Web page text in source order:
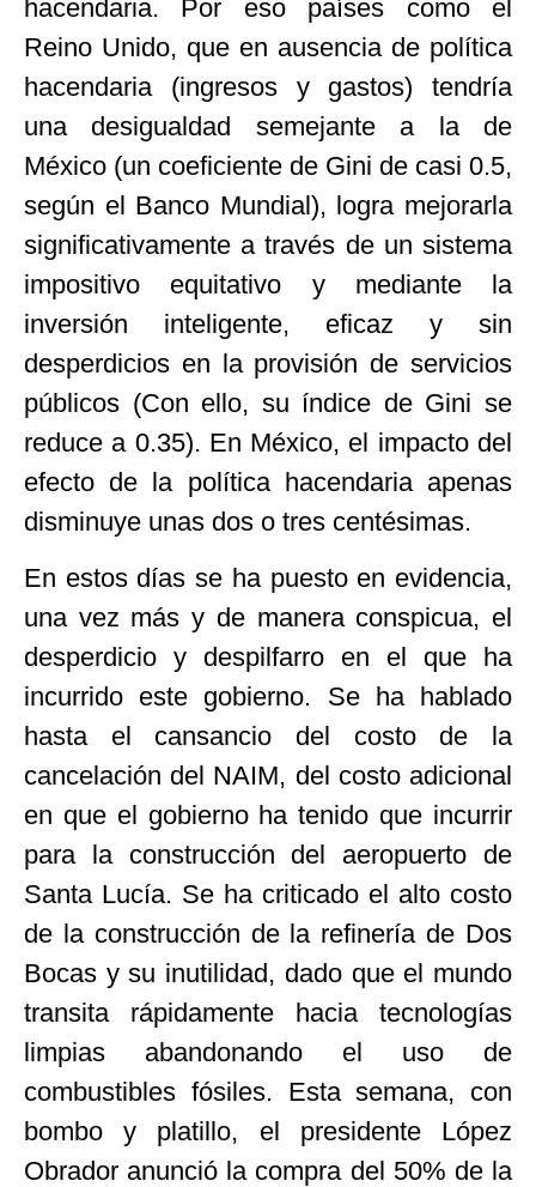
hacendaria. Por eso países como el
Reino Unido, que en ausencia de política
hacendaria (ingresos y gastos) tendría
una desigualdad semejante a la de
México (un coeficiente de Gini de casi 0.5,
según el Banco Mundial), logra mejorarla
significativamente a través de un sistema
impositivo equitativo y mediante la
inversión inteligente, eficaz y sin
desperdicios en la provisión de servicios
públicos (Con ello, su índice de Gini se
reduce a 0.35). En México, el impacto del
efecto de la política hacendaria apenas
disminuye unas dos o tres centésimas.
En estos días se ha puesto en evidencia,
una vez más y de manera conspicua, el
desperdicio y despilfarro en el que ha
incurrido este gobierno. Se ha hablado
hasta el cansancio del costo de la
cancelación del NAIM, del costo adicional
en que el gobierno ha tenido que incurrir
para la construcción del aeropuerto de
Santa Lucía. Se ha criticado el alto costo
de la construcción de la refinería de Dos
Bocas y su inutilidad, dado que el mundo
transita rápidamente hacia tecnologías
limpias abandonando el uso de
combustibles fósiles. Esta semana, con
bombo y platillo, el presidente López
Obrador anunció la compra del 50% de la